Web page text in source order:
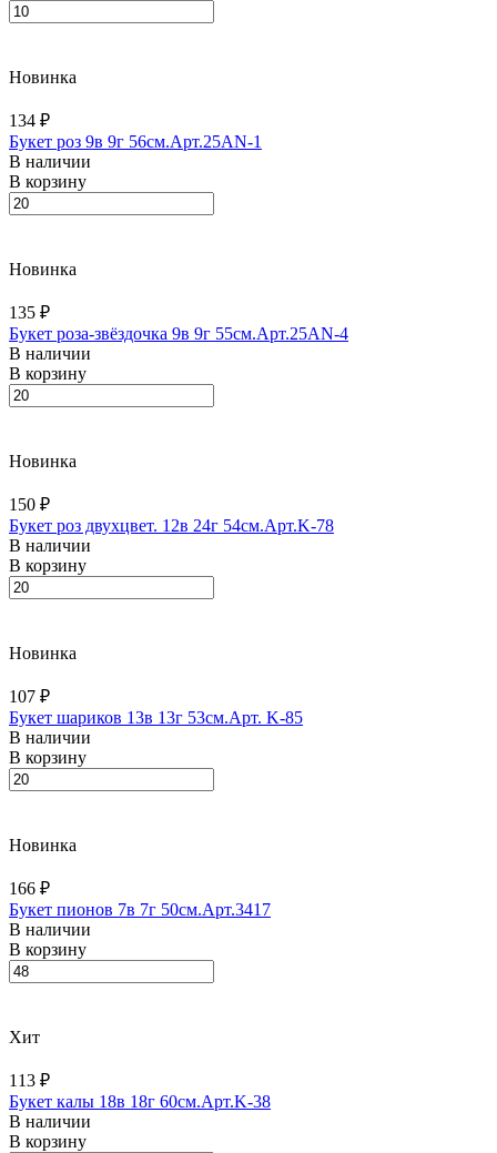
Новинка
134 ₽
Букет роз 9в 9г 56см.Арт.25AN-1
В наличии
В корзину
Новинка
135 ₽
Букет роза-звёздочка 9в 9г 55см.Арт.25AN-4
В наличии
В корзину
Новинка
150 ₽
Букет роз двухцвет. 12в 24г 54см.Арт.K-78
В наличии
В корзину
Новинка
107 ₽
Букет шариков 13в 13г 53см.Арт. K-85
В наличии
В корзину
Новинка
166 ₽
Букет пионов 7в 7г 50см.Арт.3417
В наличии
В корзину
Хит
113 ₽
Букет калы 18в 18г 60см.Арт.K-38
В наличии
В корзину